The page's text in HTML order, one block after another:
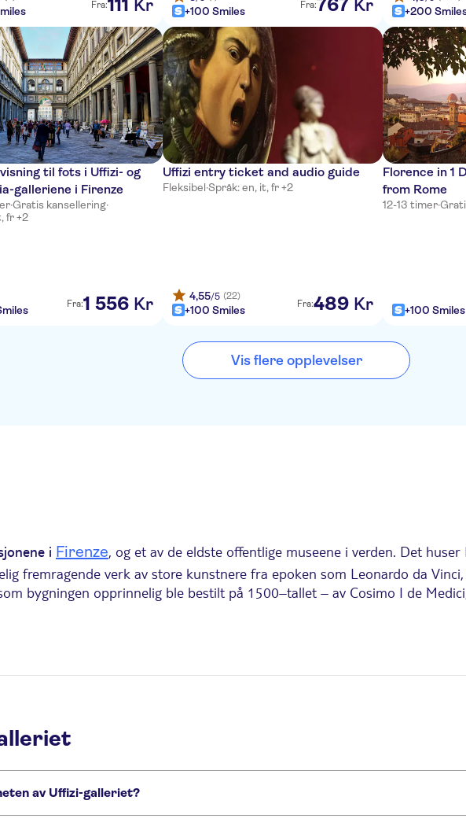
Fra:111 Kr +100 Smiles Fra:767 Kr +200
til fots i Uffizi- og
galleriene i Firenze
·Gratis kansellering·
fr +2
Fra:1 556 Kr
Uffizi entry ticket and audio guide
Fleksibel·Språk: en, it, fr +2
4,55/5 (22)
+100 Smiles Fra:489 Kr
Florence in 1
from Rome
12-13 timer·
+100 Smiles
Vis flere opplevelser
i Firenze, og et av de eldste offentlige museene i verden. Det
fremragende verk av store kunstnere fra epoken som Leonardo da
bygningen opprinnelig ble bestilt på 1500–tallet – av Cosimo I de
familien for alvor begynte å samle på kunst, ble de storslåtte lokalene
der det er heis til andre etasje. Den inngangen ligger i Via della Ninna.
av Uffizi-galleriet?